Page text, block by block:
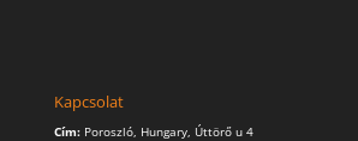
Kapcsolat
Cím: Poroszló, Hungary, Úttörő u 4